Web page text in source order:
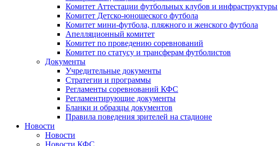
Комитет Аттестации футбольных клубов и инфраструктуры
Комитет Детско-юношеского футбола
Комитет мини-футбола, пляжного и женского футбола
Апелляционный комитет
Комитет по проведению соревнований
Комитет по статусу и трансферам футболистов
Документы
Учредительные документы
Стратегии и программы
Регламенты соревнований КФС
Регламентирующие документы
Бланки и образцы документов
Правила поведения зрителей на стадионе
Новости
Новости
Новости КФС